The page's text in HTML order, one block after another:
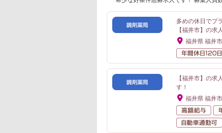
多めの休日でプ
【福井市】の求
福井県 福井市
【福井市】の
す！
福井県 福井市
高